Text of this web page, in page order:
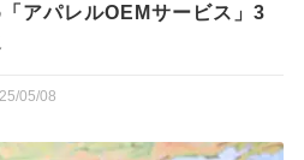
アパレルOEMサービス」3
05/08